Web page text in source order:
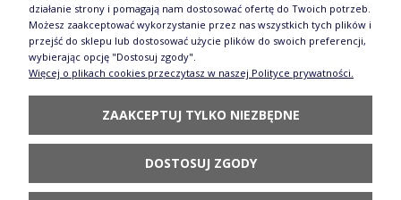
Kubek Jowisz V 0,25 L Nasturcja Galia
POWIADOM O
działanie strony i pomagają nam dostosować ofertę do Twoich potrzeb.
Możesz zaakceptować wykorzystanie przez nas wszystkich tych plików i
przejść do sklepu lub dostosować użycie plików do swoich preferencji,
wybierając opcję "Dostosuj zgody".
Więcej o plikach cookies przeczytasz w naszej Polityce prywatności.
ZAAKCEPTUJ TYLKO NIEZBĘDNE
DOSTOSUJ ZGODY